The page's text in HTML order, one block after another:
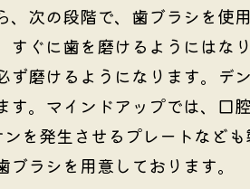
、次の段階で、歯ブラシを使
すぐに歯を磨けるようにはな
ず磨けるようになります。
す。マインドアップでは、口
を発生させるプレートなど
ブラシを用意しております。